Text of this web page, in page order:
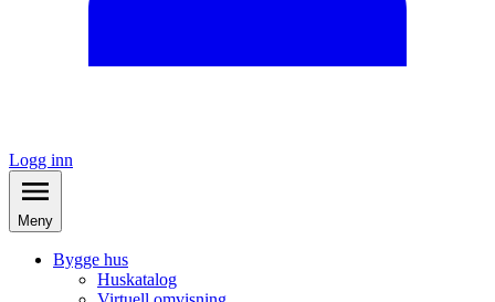
Logg inn
Meny
Bygge hus
Huskatalog